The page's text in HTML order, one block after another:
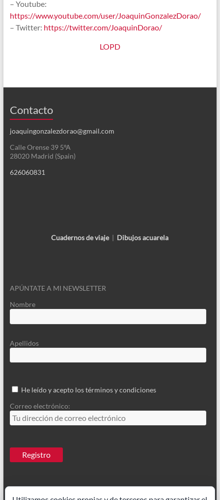
– Youtube:
https://www.youtube.com/user/JoaquinGonzalezDorao/
– Twitter: https://twitter.com/JoaquinDorao/
LOPD
Contacto
joaquingonzalezdorao@gmail.com
Calle Orense 39 5ºA
28020 Madrid (Spain)
626060831
Cuadernos de viaje| Dibujos acuarela
APÚNTATE A MI NEWSLETTER
Nombre
Apellidos
He leído y acepto los términos y condiciones
Correo electrónico: